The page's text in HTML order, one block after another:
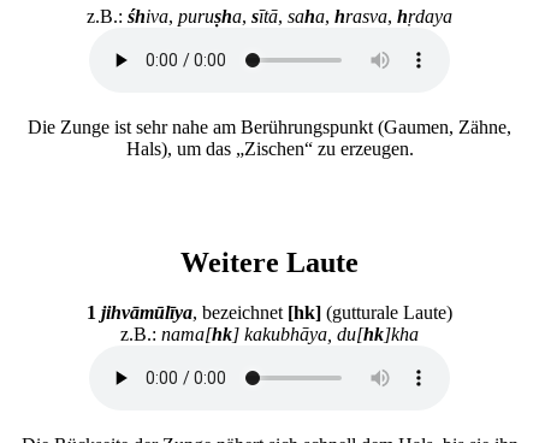
z.B.: śhiva, puruṣha, sītā, saha, hrasva, hṛdaya
Die Zunge ist sehr nahe am Berührungspunkt (Gaumen, Zähne,
Hals), um das „Zischen“ zu erzeugen.
Weitere Laute
1 jihvāmūlīya, bezeichnet [hk] (gutturale Laute)
z.B.: nama[hk] kakubhāya, du[hk]kha